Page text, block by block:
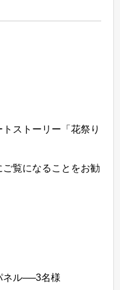
ストーリー「花祭り
覧になることをお勧
ネル──3名様